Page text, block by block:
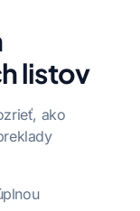
listov
ako